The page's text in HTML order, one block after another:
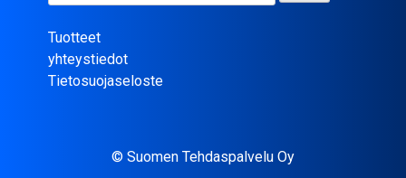
Tuotteet
yhteystiedot
Tietosuojaseloste
© Suomen Tehdaspalvelu Oy